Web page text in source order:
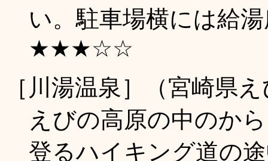
い。駐車場横には給
★★★☆☆
［川湯温泉］（宮崎県
えびの高原の中のか
登るハイキング道の